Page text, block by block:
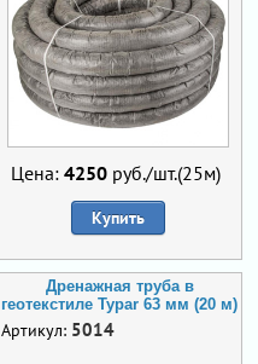
Цена: 4250руб./шт.(25м)
Купить
Дренажная труба в
геотекстиле Typar 63 мм (20 м)
Артикул: 5014